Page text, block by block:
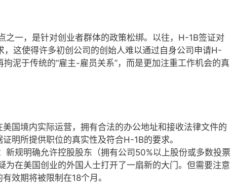
之一，是针对创业者群体的政策松绑。以往，H-1B签证对
，这使得许多初创公司的创始人难以通过自身公司申请H-
泥于传统的“雇主-雇员关系”，而是更加注重工作机会的真
国境内实际运营，拥有合法的办公地址和接收法律文件的
明所提供职位的真实性及符合H-1B的要求。
新规明确允许控股股东（拥有公司50%以上股份或多数投票
为在美国创业的外国人士打开了一扇新的大门。但需要注意
效期将被限制在18个月。